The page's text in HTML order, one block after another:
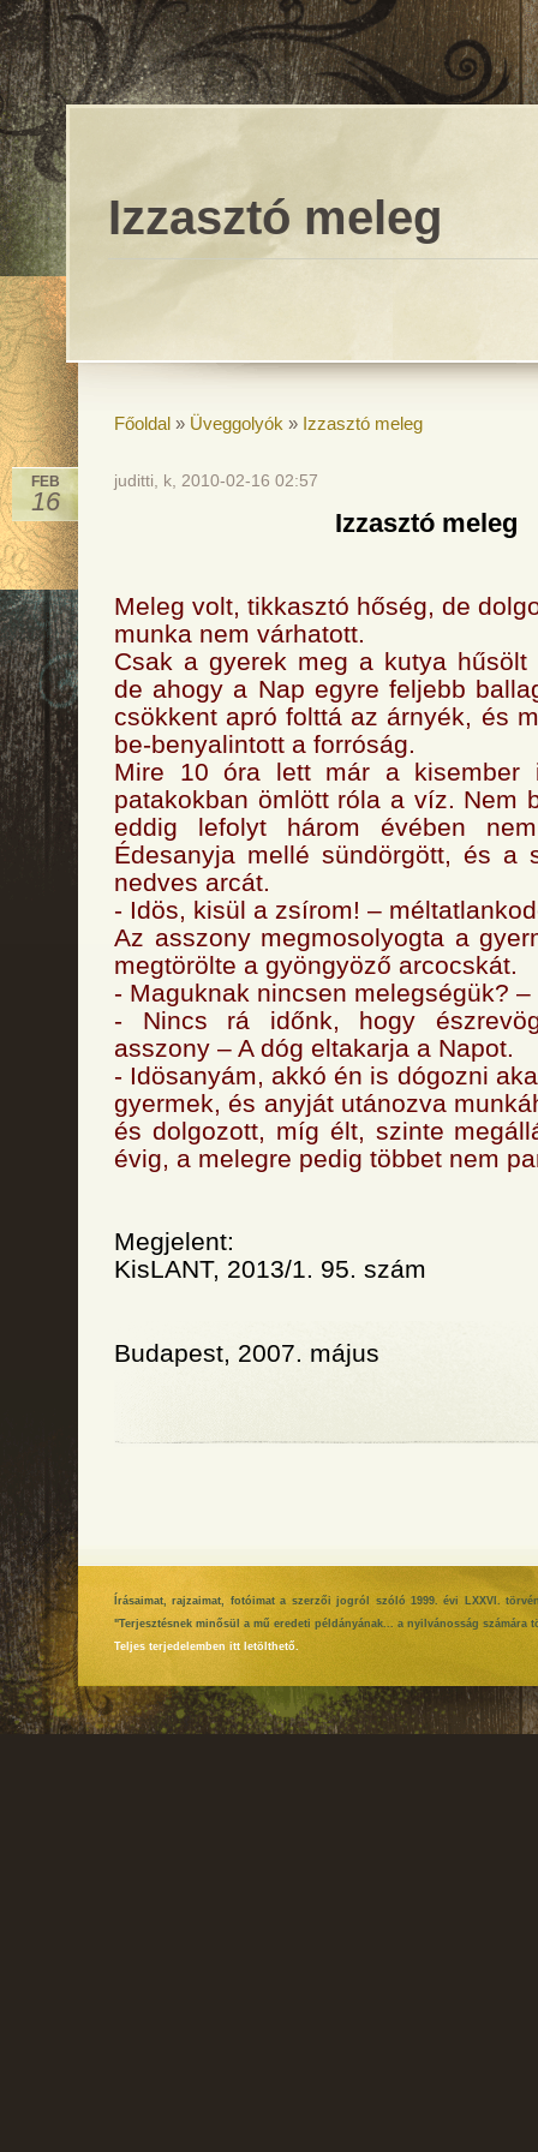
Izzasztó meleg
Főoldal » Üveggolyók » Izzasztó meleg
FEB
16
juditti, k, 2010-02-16 02:57
Izzasztó meleg
Meleg volt, tikkasztó hőség, de
munka nem várhatott.
Csak a gyerek meg a kutya hűsölt
de ahogy a Nap egyre feljebb
csökkent apró folttá az árnyék, és
be-benyalintott a forróság.
Mire 10 óra lett már a kisember
patakokban ömlött róla a víz. Nem
eddig lefolyt három évében
Édesanyja mellé sündörgött, és a
nedves arcát.
- Idös, kisül a zsírom! –
Az asszony megmosolyogta a
megtörölte a gyöngyöző arcocskát.
- Maguknak nincsen melegségük?
- Nincs rá időnk, hogy
asszony – A dóg eltakarja a Napot.
- Idösanyám, akkó én is dógozni
gyermek, és anyját utánozva
és dolgozott, míg élt, szinte
évig, a melegre pedig többet nem
Megjelent:
KisLANT, 2013/1. 95. szám
Budapest, 2007. május
Írásaimat, rajzaimat, fotóimat a szerzői jogról szóló 1999. évi LXXVI.
"Terjesztésnek minősül a mű eredeti példányának... a nyilvánosság
Teljes terjedelemben itt letölthető.